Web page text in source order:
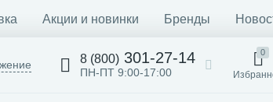
Акции и новинки Бренды
8 (800) 301-27-14
ПН-ПТ 9:00-17:00
0